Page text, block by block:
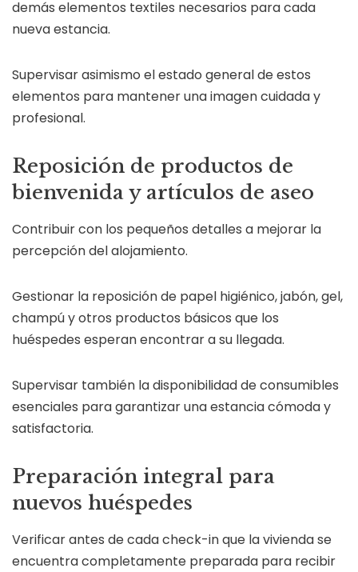
demás elementos textiles necesarios para cada
nueva estancia.
Supervisar asimismo el estado general de estos
elementos para mantener una imagen cuidada y
profesional.
Reposición de productos de
bienvenida y artículos de aseo
Contribuir con los pequeños detalles a mejorar la
percepción del alojamiento.
Gestionar la reposición de papel higiénico, jabón, gel,
champú y otros productos básicos que los
huéspedes esperan encontrar a su llegada.
Supervisar también la disponibilidad de consumibles
esenciales para garantizar una estancia cómoda y
satisfactoria.
Preparación integral para
nuevos huéspedes
Verificar antes de cada check-in que la vivienda se
encuentra completamente preparada para recibir